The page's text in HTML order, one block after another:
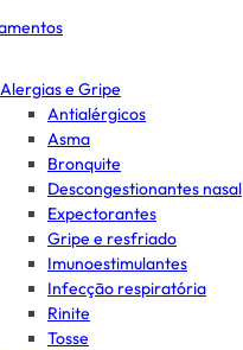
Alergias e Gripe
Antialérgicos
Asma
Bronquite
Descongestionantes nasal
Expectorantes
Gripe e resfriado
Imunoestimulantes
Infecção respiratória
Rinite
Tosse